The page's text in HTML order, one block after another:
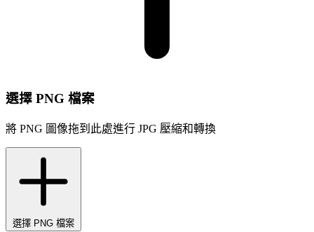
選擇 PNG 檔案
將 PNG 圖像拖到此處進行 JPG 壓縮和轉換
選擇 PNG 檔案